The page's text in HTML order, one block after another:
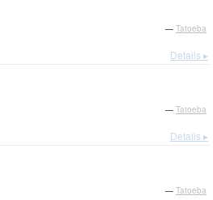
— Tatoeba
Details ▸
— Tatoeba
Details ▸
— Tatoeba